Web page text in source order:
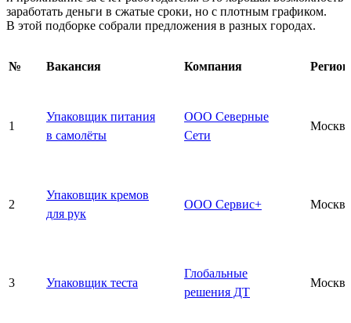
заработать деньги в сжатые сроки, но с плотным графиком.
В этой подборке собрали предложения в разных городах.
№ Вакансия Компания Регион
1
Упаковщик питания
в самолёты
ООО Северные
Сети
Москва
2
Упаковщик кремов
для рук
ООО Сервис+ Москва
3 Упаковщик теста
Глобальные
решения ДТ
Москва